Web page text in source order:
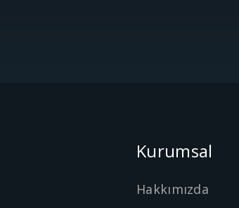
Kurumsal
Hakkımızda